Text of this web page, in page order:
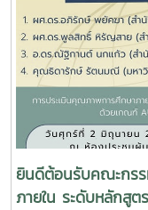
การฯกำหนดการ
อาจารย์ผู้รับผิดชอบห
12:00 สัมภาษณ์ อ.ผู้ส
เที่ยง13:01-15:00 คณ
ประธานฯ แจ้งผลการป
ยินดีต้อนรับคณะกร
ภายใน ระดับหลักสูต